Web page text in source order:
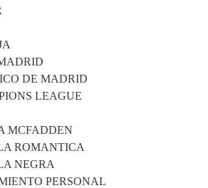
DE MADRID
LEAGUE
MCFADDEN
ROMANTICA
NEGRA
PERSONAL